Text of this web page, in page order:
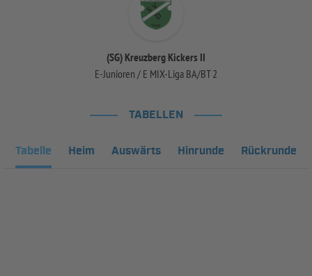
(SG) Kreuzberg Kickers II
E-Junioren / E MIX-Liga BA/BT 2
TABELLEN
Tabelle Heim Auswärts Hinrunde Rückrunde